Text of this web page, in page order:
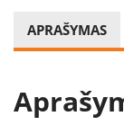
APRAŠYMAS